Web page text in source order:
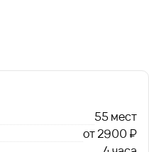
55 мест
от 2900 ₽